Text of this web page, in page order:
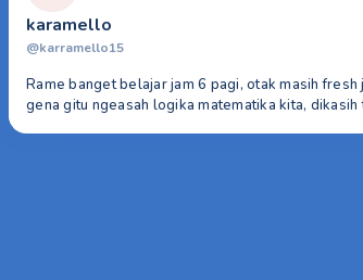
karamello
@karramello15
Rame banget belajar jam 6 pagi, otak masih
gena gitu ngeasah logika matematika kita,